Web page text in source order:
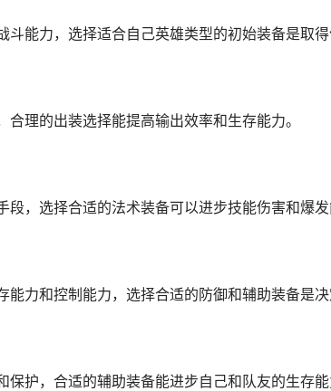
能力，选择适合自己英雄类型的初始装备是取得
理的出装选择能提高输出效率和生存能力。
，选择合适的法术装备可以进步技能伤害和爆发
力和控制能力，选择合适的防御和辅助装备是决
护，合适的辅助装备能进步自己和队友的生存能